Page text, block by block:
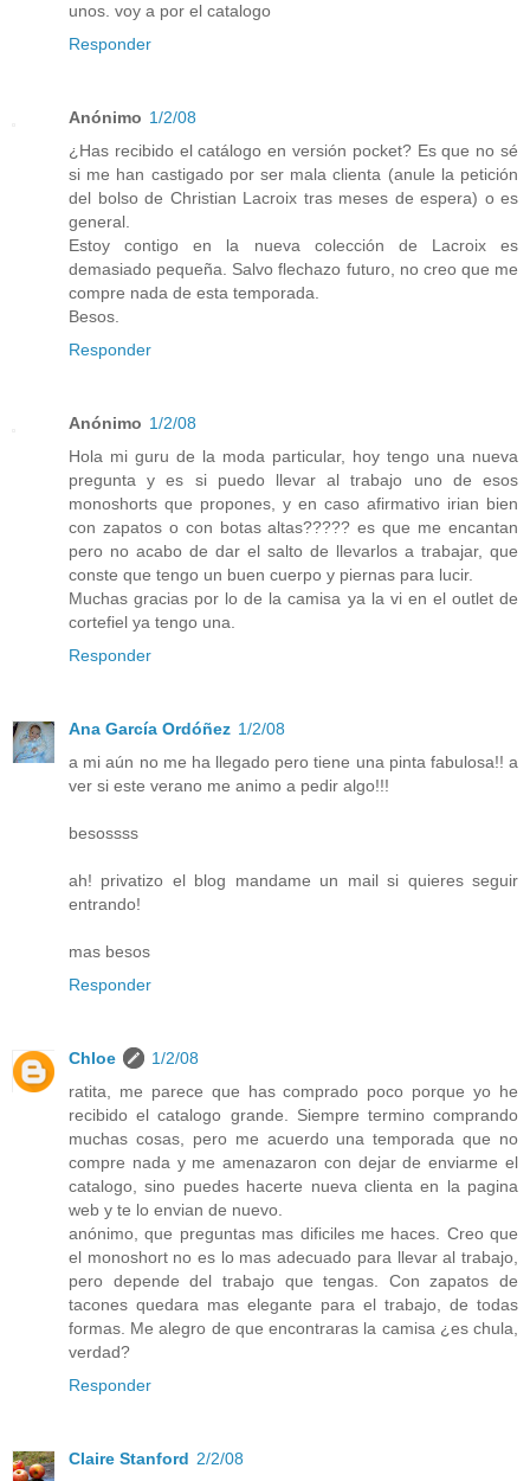
unos. voy a por el catalogo
Responder
Anónimo 1/2/08
¿Has recibido el catálogo en versión pocket? Es que no sé
si me han castigado por ser mala clienta (anule la petición
del bolso de Christian Lacroix tras meses de espera) o es
general.
Estoy contigo en la nueva colección de Lacroix es
demasiado pequeña. Salvo flechazo futuro, no creo que me
compre nada de esta temporada.
Besos.
Responder
Anónimo 1/2/08
Hola mi guru de la moda particular, hoy tengo una nueva
pregunta y es si puedo llevar al trabajo uno de esos
monoshorts que propones, y en caso afirmativo irian bien
con zapatos o con botas altas????? es que me encantan
pero no acabo de dar el salto de llevarlos a trabajar, que
conste que tengo un buen cuerpo y piernas para lucir.
Muchas gracias por lo de la camisa ya la vi en el outlet de
cortefiel ya tengo una.
Responder
Ana García Ordóñez 1/2/08
a mi aún no me ha llegado pero tiene una pinta fabulosa!! a
ver si este verano me animo a pedir algo!!!
besossss
ah! privatizo el blog mandame un mail si quieres seguir
entrando!
mas besos
Responder
Chloe
1/2/08
ratita, me parece que has comprado poco porque yo he
recibido el catalogo grande. Siempre termino comprando
muchas cosas, pero me acuerdo una temporada que no
compre nada y me amenazaron con dejar de enviarme el
catalogo, sino puedes hacerte nueva clienta en la pagina
web y te lo envian de nuevo.
anónimo, que preguntas mas dificiles me haces. Creo que
el monoshort no es lo mas adecuado para llevar al trabajo,
pero depende del trabajo que tengas. Con zapatos de
tacones quedara mas elegante para el trabajo, de todas
formas. Me alegro de que encontraras la camisa ¿es chula,
verdad?
Responder
Claire Stanford 2/2/08